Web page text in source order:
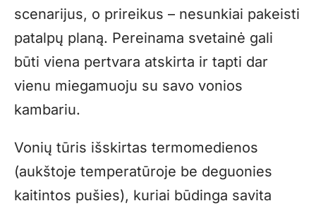
scenarijus, o prireikus – nesunkiai pakeisti
patalpų planą. Pereinama svetainė gali
būti viena pertvara atskirta ir tapti dar
vienu miegamuoju su savo vonios
kambariu.
Vonių tūris išskirtas termomedienos
(aukštoje temperatūroje be deguonies
kaitintos pušies), kuriai būdinga savita